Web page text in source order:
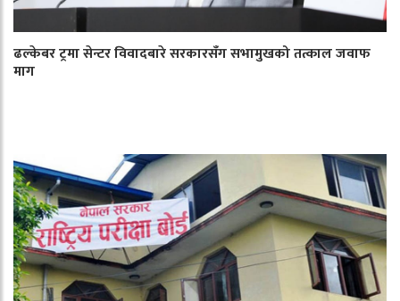
ढल्केबर ट्रमा सेन्टर विवादबारे सरकारसँग सभामुखको तत्काल जवाफ
माग